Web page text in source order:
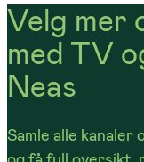
Velg mer
med TV
Neas
Samle alle